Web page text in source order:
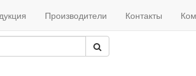
Производители Контакты